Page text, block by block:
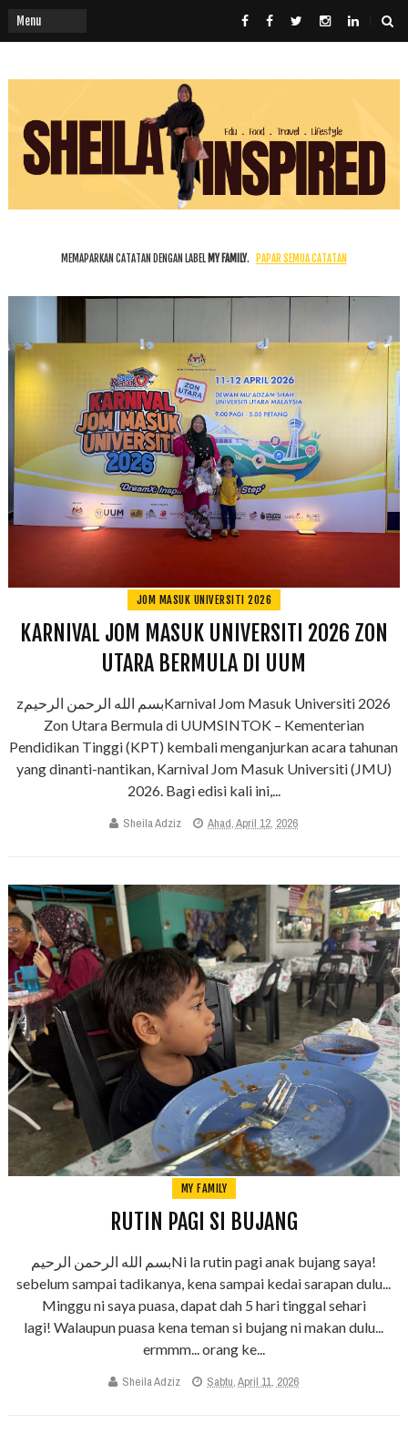
MEMAPARKAN CATATAN DENGAN LABEL MY FAMILY. PAPAR SEMUA CATATAN
JOM MASUK UNIVERSITI 2026
KARNIVAL JOM MASUK UNIVERSITI 2026 ZON
UTARA BERMULA DI UUM
zبسم الله الرحمن الرحيمKarnival Jom Masuk Universiti 2026
Zon Utara Bermula di UUMSINTOK – Kementerian
Pendidikan Tinggi (KPT) kembali menganjurkan acara tahunan
yang dinanti-nantikan, Karnival Jom Masuk Universiti (JMU)
2026. Bagi edisi kali ini,...
Sheila Adziz Ahad, April 12, 2026
MY FAMILY
RUTIN PAGI SI BUJANG
بسم الله الرحمن الرحيمNi la rutin pagi anak bujang saya!
sebelum sampai tadikanya, kena sampai kedai sarapan dulu...
Minggu ni saya puasa, dapat dah 5 hari tinggal sehari
lagi! Walaupun puasa kena teman si bujang ni makan dulu...
ermmm... orang ke...
Sheila Adziz Sabtu, April 11, 2026